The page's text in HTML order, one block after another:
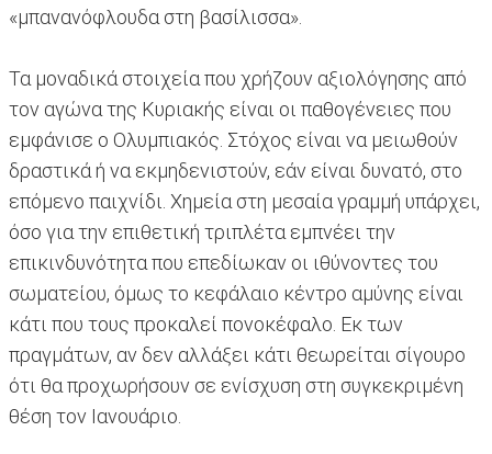
«μπανανόφλουδα στη βασίλισσα».
Τα μοναδικά στοιχεία που χρήζουν αξιολόγησης από
τον αγώνα της Κυριακής είναι οι παθογένειες που
εμφάνισε ο Ολυμπιακός. Στόχος είναι να μειωθούν
δραστικά ή να εκμηδενιστούν, εάν είναι δυνατό, στο
επόμενο παιχνίδι. Χημεία στη μεσαία γραμμή υπάρχει,
όσο για την επιθετική τριπλέτα εμπνέει την
επικινδυνότητα που επεδίωκαν οι ιθύνοντες του
σωματείου, όμως το κεφάλαιο κέντρο αμύνης είναι
κάτι που τους προκαλεί πονοκέφαλο. Εκ των
πραγμάτων, αν δεν αλλάξει κάτι θεωρείται σίγουρο
ότι θα προχωρήσουν σε ενίσχυση στη συγκεκριμένη
θέση τον Ιανουάριο.